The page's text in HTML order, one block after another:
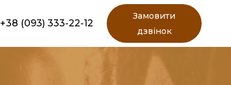
+38 (093) 333-22-12
Замовити
дзвінок